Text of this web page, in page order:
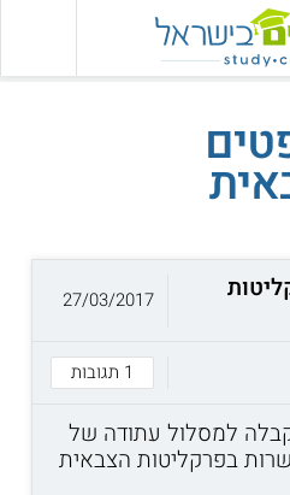
1 תגובות
27/03/2017
למסלול עתודה של
בפרקליטות הצבאית